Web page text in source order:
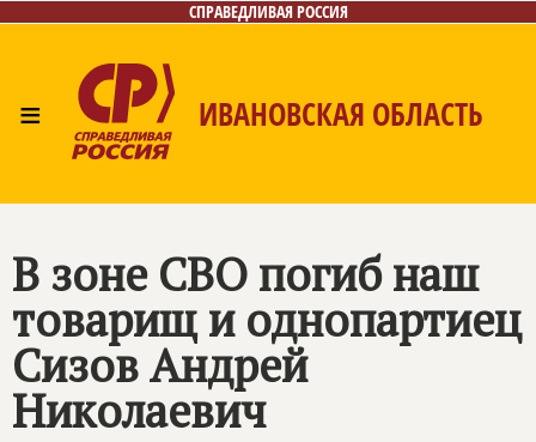
СПРАВЕДЛИВАЯ РОССИЯ
≡ ИВАНОВСКАЯ ОБЛАСТЬ
Контакты
В зоне СВО погиб наш
товарищ и однопартиец
Сизов Андрей
Николаевич